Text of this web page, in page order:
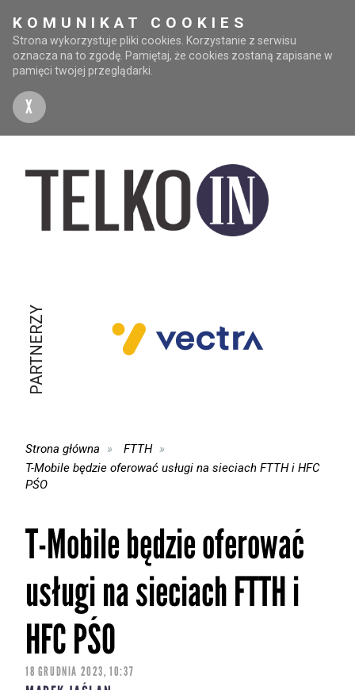
KOMUNIKAT COOKIES
Strona wykorzystuje pliki cookies. Korzystanie z serwisu
oznacza na to zgodę. Pamiętaj, że cookies zostaną zapisane w
pamięci twojej przeglądarki.
X
PARTNERZY
Strona główna
FTTH
T-Mobile będzie oferować usługi na sieciach FTTH i HFC
PŚO
T-Mobile będzie oferować
usługi na sieciach FTTH i
HFC PŚO
18 GRUDNIA 2023, 10:37